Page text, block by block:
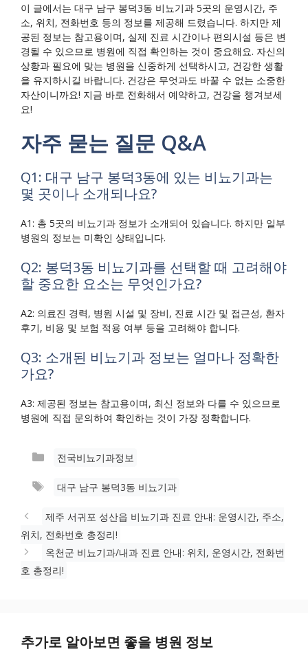
이 글에서는 대구 남구 봉덕3동 비뇨기과 5곳의 운영시간, 주
소, 위치, 전화번호 등의 정보를 제공해 드렸습니다. 하지만 제
공된 정보는 참고용이며, 실제 진료 시간이나 편의시설 등은 변
경될 수 있으므로 병원에 직접 확인하는 것이 중요해요. 자신의
상황과 필요에 맞는 병원을 신중하게 선택하시고, 건강한 생활
을 유지하시길 바랍니다. 건강은 무엇과도 바꿀 수 없는 소중한
자산이니까요! 지금 바로 전화해서 예약하고, 건강을 챙겨보세
요!
자주 묻는 질문 Q&A
Q1: 대구 남구 봉덕3동에 있는 비뇨기과는
몇 곳이나 소개되나요?
A1: 총 5곳의 비뇨기과 정보가 소개되어 있습니다. 하지만 일부
병원의 정보는 미확인 상태입니다.
Q2: 봉덕3동 비뇨기과를 선택할 때 고려해야
할 중요한 요소는 무엇인가요?
A2: 의료진 경력, 병원 시설 및 장비, 진료 시간 및 접근성, 환자
후기, 비용 및 보험 적용 여부 등을 고려해야 합니다.
Q3: 소개된 비뇨기과 정보는 얼마나 정확한
가요?
A3: 제공된 정보는 참고용이며, 최신 정보와 다를 수 있으므로
병원에 직접 문의하여 확인하는 것이 가장 정확합니다.
카
고
전국비뇨기과정보
태
대구 남구 봉덕3동 비뇨기과
제주 서귀포 성산읍 비뇨기과 진료 안내: 운영시간, 주소,
위치, 전화번호 총정리!
옥천군 비뇨기과/내과 진료 안내: 위치, 운영시간, 전화번
호 총정리!
추가로 알아보면 좋을 병원 정보